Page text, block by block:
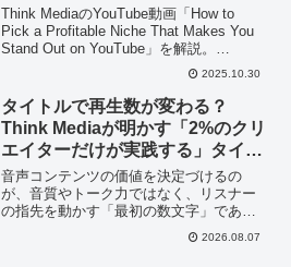
Think MediaのYouTube動画「How to
Pick a Profitable Niche That Makes You
Stand Out on YouTube」を解説。
YouTubeで成功するためのニッチ戦略を
学び、独自のチャンネルを構築しましょ
う。
2025.10.30
タイトルで再生数が変わる？
Think Mediaが明かす「2%のクリ
エイターだけが実践する」タイト
ル術
音声コンテンツの価値を決定づけるの
が、音質やトーク力ではなく、リスナー
の指先を動かす「最初の数文字」である
という事実は、配信文化の興味深い逆説
2026.08.07